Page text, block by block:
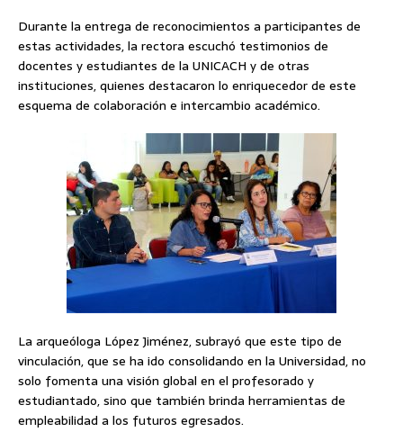
Durante la entrega de reconocimientos a participantes de
estas actividades, la rectora escuchó testimonios de
docentes y estudiantes de la UNICACH y de otras
instituciones, quienes destacaron lo enriquecedor de este
esquema de colaboración e intercambio académico.
La arqueóloga López Jiménez, subrayó que este tipo de
vinculación, que se ha ido consolidando en la Universidad, no
solo fomenta una visión global en el profesorado y
estudiantado, sino que también brinda herramientas de
empleabilidad a los futuros egresados.